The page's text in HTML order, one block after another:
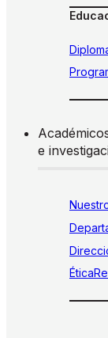
e
Ética